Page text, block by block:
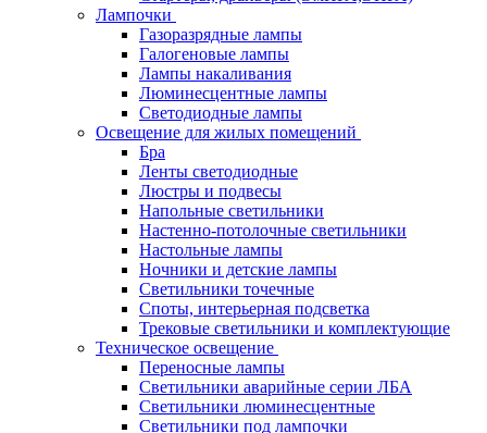
Лампочки
Газоразрядные лампы
Галогеновые лампы
Лампы накаливания
Люминесцентные лампы
Светодиодные лампы
Освещение для жилых помещений
Бра
Ленты светодиодные
Люстры и подвесы
Напольные светильники
Настенно-потолочные светильники
Настольные лампы
Ночники и детские лампы
Светильники точечные
Споты, интерьерная подсветка
Трековые светильники и комплектующие
Техническое освещение
Переносные лампы
Светильники аварийные серии ЛБА
Светильники люминесцентные
Светильники под лампочки